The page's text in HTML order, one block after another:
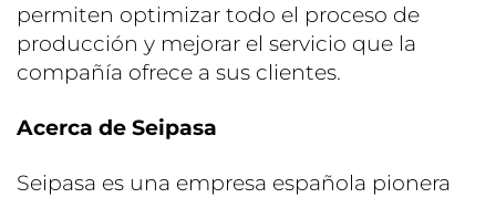
permiten optimizar todo el proceso de
producción y mejorar el servicio que la
compañía ofrece a sus clientes.
Acerca de Seipasa
Seipasa es una empresa española pionera